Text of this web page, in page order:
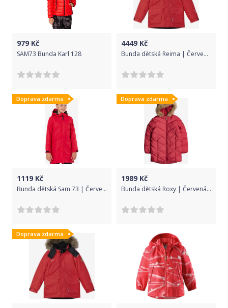
979 Kč
SAM73 Bunda Karl 128
4449 Kč
Bunda dětská Reima | Červená | Chlapecké | 152
Doprava zdarma
1119 Kč
Bunda dětská Sam 73 | Červená | Dívčí | 140
Doprava zdarma
1989 Kč
Bunda dětská Roxy | Červená | Dívčí | 12/L
Doprava zdarma